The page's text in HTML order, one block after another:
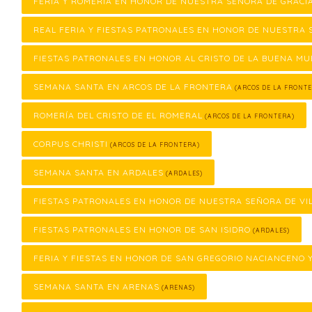
REAL FERIA Y FIESTAS PATRONALES EN HONOR DE NUESTRA
FIESTAS PATRONALES EN HONOR AL CRISTO DE LA BUENA
SEMANA SANTA EN ARCOS DE LA FRONTERA (ARCOS DE LA
ROMERÍA DEL CRISTO DE EL ROMERAL (ARCOS DE LA FRONTERA)
CORPUS CHRISTI (ARCOS DE LA FRONTERA)
SEMANA SANTA EN ARDALES (ARDALES)
FIESTAS PATRONALES EN HONOR DE NUESTRA SEÑORA DE
FIESTAS PATRONALES EN HONOR DE SAN ISIDRO (ARDALES)
FERIA Y FIESTAS EN HONOR DE SAN GREGORIO NACIANCENO
SEMANA SANTA EN ARENAS (ARENAS)